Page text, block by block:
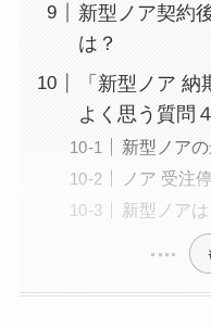
新型ノア契約
は？
「新型ノア
よく思う質問
新型ノア
ノア 受注
新型ノア